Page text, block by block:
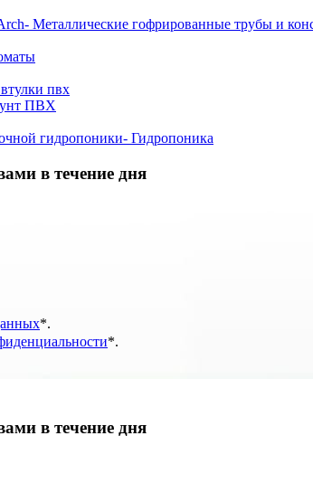
- Металлические гофрированные трубы и
пвх
ПВХ
гидропоники- Гидропоника
в течение дня
*.
*.
в течение дня